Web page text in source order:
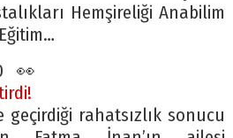
Hemşireliği Anabilim
👀
rahatsızlık sonucu